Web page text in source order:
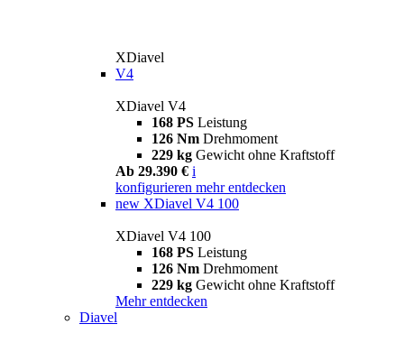
XDiavel
V4
XDiavel V4
168 PS Leistung
126 Nm Drehmoment
229 kg Gewicht ohne Kraftstoff
Ab 29.390 € i
konfigurieren mehr entdecken
new XDiavel V4 100
XDiavel V4 100
168 PS Leistung
126 Nm Drehmoment
229 kg Gewicht ohne Kraftstoff
Mehr entdecken
Diavel